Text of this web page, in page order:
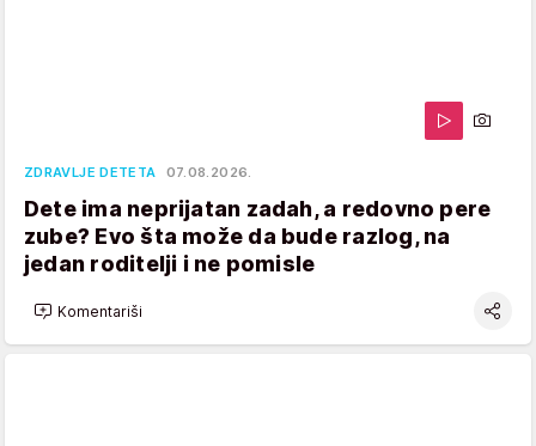
ZDRAVLJE DETETA 07.08.2026.
Dete ima neprijatan zadah, a redovno pere
zube? Evo šta može da bude razlog, na
jedan roditelji i ne pomisle
Komentariši